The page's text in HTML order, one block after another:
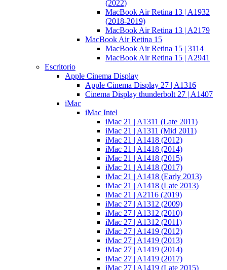
(2022)
MacBook Air Retina 13 | A1932
(2018-2019)
MacBook Air Retina 13 | A2179
MacBook Air Retina 15
MacBook Air Retina 15 | 3114
MacBook Air Retina 15 | A2941
Escritorio
Apple Cinema Display
Apple Cinema Display 27 | A1316
Cinema Display thunderbolt 27 | A1407
iMac
iMac Intel
iMac 21 | A1311 (Late 2011)
iMac 21 | A1311 (Mid 2011)
iMac 21 | A1418 (2012)
iMac 21 | A1418 (2014)
iMac 21 | A1418 (2015)
iMac 21 | A1418 (2017)
iMac 21 | A1418 (Early 2013)
iMac 21 | A1418 (Late 2013)
iMac 21 | A2116 (2019)
iMac 27 | A1312 (2009)
iMac 27 | A1312 (2010)
iMac 27 | A1312 (2011)
iMac 27 | A1419 (2012)
iMac 27 | A1419 (2013)
iMac 27 | A1419 (2014)
iMac 27 | A1419 (2017)
iMac 27 | A1419 (Late 2015)